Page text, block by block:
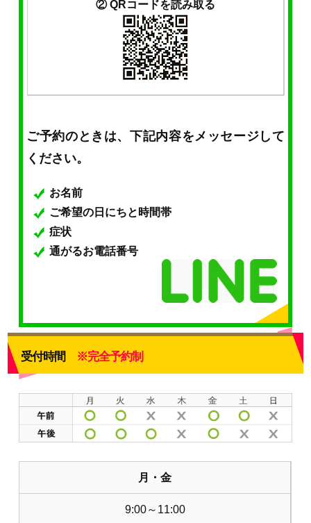
② QRコードを読み取る
ご予約のときは、下記内容をメッセージして
ください。
お名前
ご希望の日にちと時間帯
症状
通がるお電話番号
受付時間 ※完全予約制
月・金
9:00～11:00